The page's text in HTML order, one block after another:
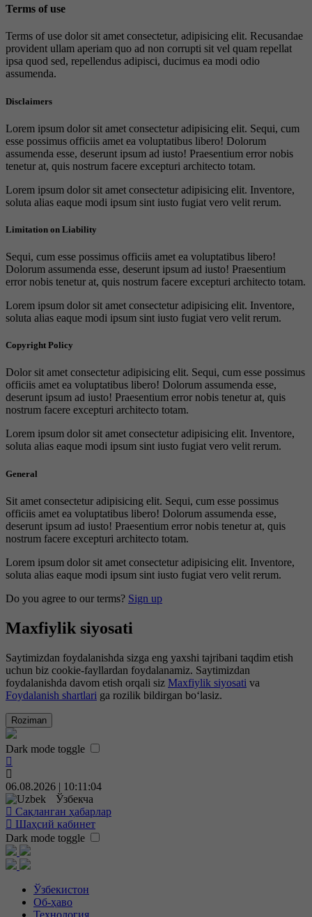
Terms of use
Terms of use dolor sit amet consectetur, adipisicing elit. Recusandae
provident ullam aperiam quo ad non corrupti sit vel quam repellat
ipsa quod sed, repellendus adipisci, ducimus ea modi odio
assumenda.
Disclaimers
Lorem ipsum dolor sit amet consectetur adipisicing elit. Sequi, cum
esse possimus officiis amet ea voluptatibus libero! Dolorum
assumenda esse, deserunt ipsum ad iusto! Praesentium error nobis
tenetur at, quis nostrum facere excepturi architecto totam.
Lorem ipsum dolor sit amet consectetur adipisicing elit. Inventore,
soluta alias eaque modi ipsum sint iusto fugiat vero velit rerum.
Limitation on Liability
Sequi, cum esse possimus officiis amet ea voluptatibus libero!
Dolorum assumenda esse, deserunt ipsum ad iusto! Praesentium
error nobis tenetur at, quis nostrum facere excepturi architecto totam.
Lorem ipsum dolor sit amet consectetur adipisicing elit. Inventore,
soluta alias eaque modi ipsum sint iusto fugiat vero velit rerum.
Copyright Policy
Dolor sit amet consectetur adipisicing elit. Sequi, cum esse possimus
officiis amet ea voluptatibus libero! Dolorum assumenda esse,
deserunt ipsum ad iusto! Praesentium error nobis tenetur at, quis
nostrum facere excepturi architecto totam.
Lorem ipsum dolor sit amet consectetur adipisicing elit. Inventore,
soluta alias eaque modi ipsum sint iusto fugiat vero velit rerum.
General
Sit amet consectetur adipisicing elit. Sequi, cum esse possimus
officiis amet ea voluptatibus libero! Dolorum assumenda esse,
deserunt ipsum ad iusto! Praesentium error nobis tenetur at, quis
nostrum facere excepturi architecto totam.
Lorem ipsum dolor sit amet consectetur adipisicing elit. Inventore,
soluta alias eaque modi ipsum sint iusto fugiat vero velit rerum.
Do you agree to our terms? Sign up
Maxfiylik siyosati
Saytimizdan foydalanishda sizga eng yaxshi tajribani taqdim etish
uchun biz cookie-fayllardan foydalanamiz. Saytimizdan
foydalanishda davom etish orqali siz Maxfiylik siyosati va
Foydalanish shartlari ga rozilik bildirgan bo‘lasiz.
Roziman
Dark mode toggle
06.08.2026 | 10:11:05
Ўзбекча
Сақланган ҳабарлар
Шаҳсий кабинет
Dark mode toggle
Ўзбекистон
Об-ҳаво
Технология